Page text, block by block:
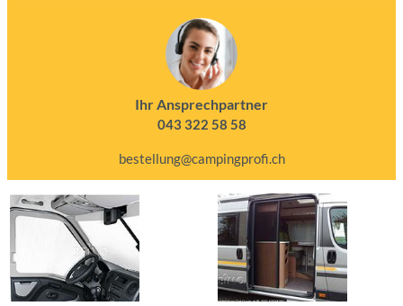
Ihr Ansprechpartner
043 322 58 58
bestellung@campingprofi.ch